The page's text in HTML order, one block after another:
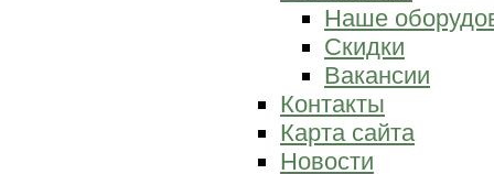
Наше
Скидки
Вакансии
Контакты
Карта сайта
Новости